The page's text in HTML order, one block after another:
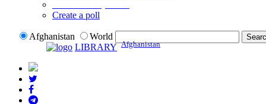
Create a poll
Afghanistan
World
LIBRARY Afghanistan